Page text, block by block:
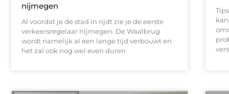
nijmegen
Al voordat je de stad in rijdt zie je de eerste
verkeersregelaar nijmegen. De Waalbrug
wordt namelijk al een lange tijd verbouwt en
het zal ook nog wel even duren